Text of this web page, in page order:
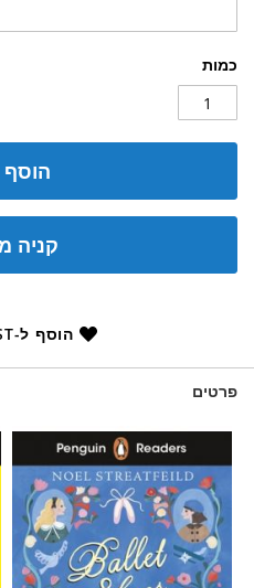
כמות
קניה
הוסף ל-WISHLIST
פרטים